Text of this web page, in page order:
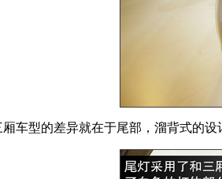
车型的差异就在于尾部，溜背式的